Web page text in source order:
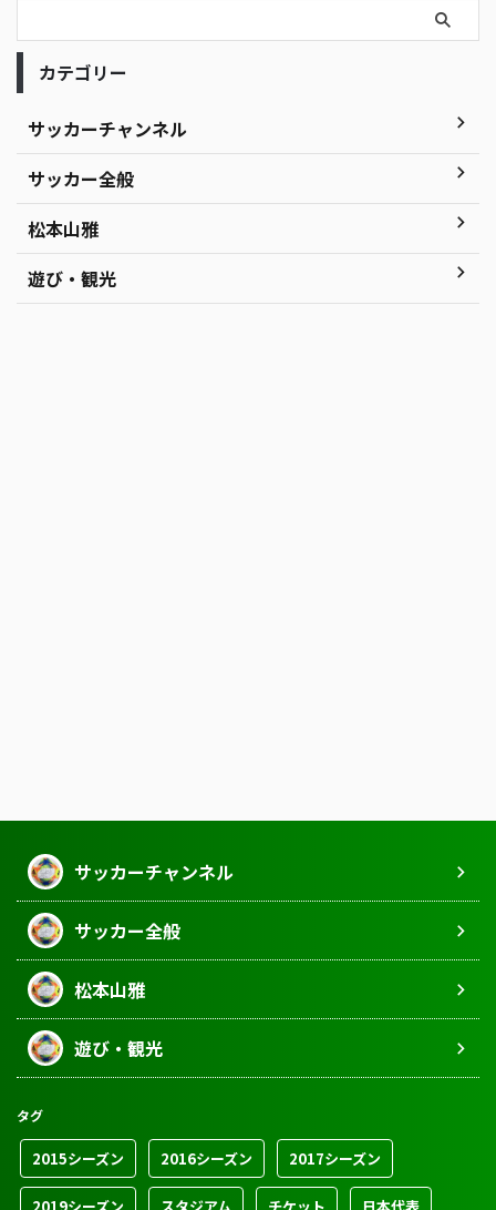
た。ダーク
古屋グラン
カテゴリー
サッカーチャンネル
サッカー全般
松本山雅
遊び・観光
サッカーチャンネル
サッカー全般
松本山雅
遊び・観光
タグ
2015シーズン 2016シーズン 2017シーズン